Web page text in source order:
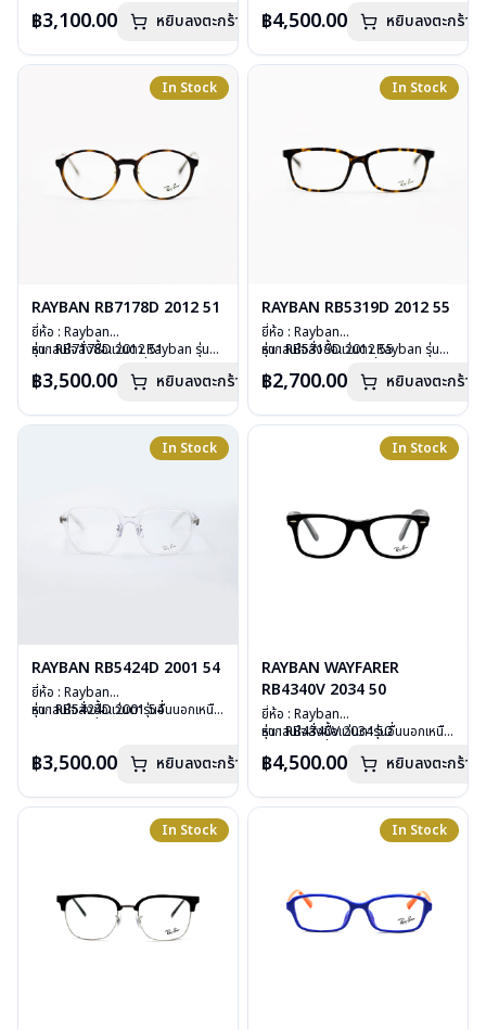
บานพับ : ไม่มีสปริง
อุปกรณ์ : กล่องแว่น, ผ้าเช็ดแว่น, คู่มือ
การรับประกัน : 2 ปี (ประกันศูนย์
฿3,100.00 หยิบลงตะกร้า
เลนส์ : Demo Lens
น้ำหนัก : 18 กรัม
อุปกรณ์ : กล่องแว่น, ผ้าเช็ดแว่น, คู่มือ
การรับประกัน : 2 ปี (ประกันศูนย์
คลิก
฿4,500.00 หยิบลงตะกร้า
In Stock
RAYBAN RB7178D 2012 51
ยี่ห้อ : Rayban
รุ่น : RB7178D 2012 51
เลนส์ : Demo lens
น้ำหนัก : 19 กรัม
อุปกรณ์ : กล่องแว่น, ผ้าเช็ดแว่น, คู่มือ
การรับประกัน : 2 ปี (ประกันศูนย์
หากสนใจสั่งชื้อแว่นตา Rayban รุ่นอื่น
ติดต่อเราคลิก
฿3,500.00 หยิบลงตะกร้า
In Stock
RAYBAN RB5319D 2012 55
ยี่ห้อ : Rayban
รุ่น : RB5319D 2012 55
เลนส์ : Demo lens
น้ำหนัก : 24 กรัม
อุปกรณ์ : กล่องแว่น, ผ้าเช็ดแว่น, คู่มือ
การรับประกัน : 2 ปี (ประกันศูนย์
หากสนใจสั่งชื้อแว่นตา Rayban รุ่นอื่น
ติดต่อเราคลิก
฿2,700.00 หยิบลงตะกร้า
In Stock
RAYBAN RB5424D 2001 54
ยี่ห้อ : Rayban
รุ่น : RB5424D 2001 54
บานพับ : ไม่มีสปริง
อุปกรณ์ : กล่องแว่น, ผ้าเช็ดแว่น, คู่มือ
การรับประกัน : 2 ปี (ประกันศูนย์
หากสนใจสั่งชื้อแว่นตารุ่นอื่นนอกเหนือ
฿3,500.00 หยิบลงตะกร้า
In Stock
RAYBAN WAYFARER
RB4340V 2034 50
ยี่ห้อ : Rayban
รุ่น : RB4340V 2034 50
เลนส์ : Demo Lens
น้ำหนัก : 36 กรัม
อุปกรณ์ : กล่องแว่น, ผ้าเช็ดแว่น, คู่มือ
การรับประกัน : 2 ปี (ประกันศูนย์
หากสนใจสั่งชื้อแว่นตารุ่นอื่นนอกเหนือ
คลิก
฿4,500.00 หยิบลงตะกร้า
In Stock In Stock